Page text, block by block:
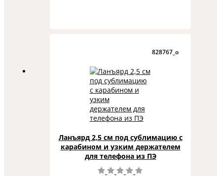
828767_o
Ланъярд 2,5 см под сублимацию с
карабином и узким держателем
для телефона из ПЭ